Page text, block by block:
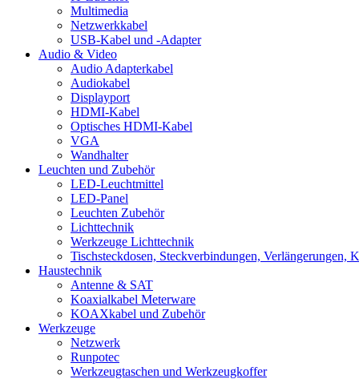
Multimedia
Netzwerkkabel
USB-Kabel und -Adapter
Audio & Video
Audio Adapterkabel
Audiokabel
Displayport
HDMI-Kabel
Optisches HDMI-Kabel
VGA
Wandhalter
Leuchten und Zubehör
LED-Leuchtmittel
LED-Panel
Leuchten Zubehör
Lichttechnik
Werkzeuge Lichttechnik
Tischsteckdosen, Steckverbindungen, Verlängerungen,
Haustechnik
Antenne & SAT
Koaxialkabel Meterware
KOAXkabel und Zubehör
Werkzeuge
Netzwerk
Runpotec
Werkzeugtaschen und Werkzeugkoffer